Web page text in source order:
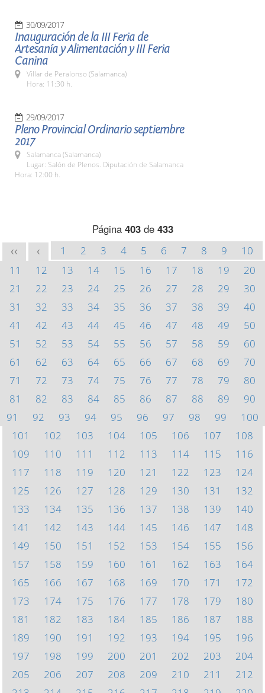
30/09/2017
Inauguración de la III Feria de
Artesanía y Alimentación y III Feria
Canina
Villar de Peralonso (Salamanca)
Hora: 11:30 h.
29/09/2017
Pleno Provincial Ordinario septiembre
2017
Salamanca (Salamanca)
Lugar: Salón de Plenos. Diputación de Salamanca
Hora: 12:00 h.
Página 403de 433
<< < 1 2 3 4 5 6 7 8 9
10
11
12 13 14 15 16 17 18 19
20
21
22 23 24 25 26 27 28 29
30
31
32 33 34 35 36 37 38 39
40
41
42 43 44 45 46 47 48 49
50
51
52 53 54 55 56 57 58 59
60
61
62 63 64 65 66 67 68 69
70
71
72 73 74 75 76 77 78 79
80
81
82 83 84 85 86 87 88 89
90
91
92 93 94 95 96 97 98 99
100
101
102 103 104 105 106 107
108
109
110 111 112 113 114 115
116
117
118 119 120 121 122 123
124
125
126 127 128 129 130 131
132
133
134 135 136 137 138 139
140
141
142 143 144 145 146 147
148
149
150 151 152 153 154 155
156
157
158 159 160 161 162 163
164
165
166 167 168 169 170 171
172
173
174 175 176 177 178 179
180
181
182 183 184 185 186 187
188
189
190 191 192 193 194 195
196
197
198 199 200 201 202 203
204
205
206 207 208 209 210 211
212